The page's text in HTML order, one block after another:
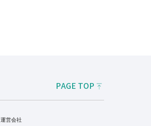
PAGE TOP
運営会社